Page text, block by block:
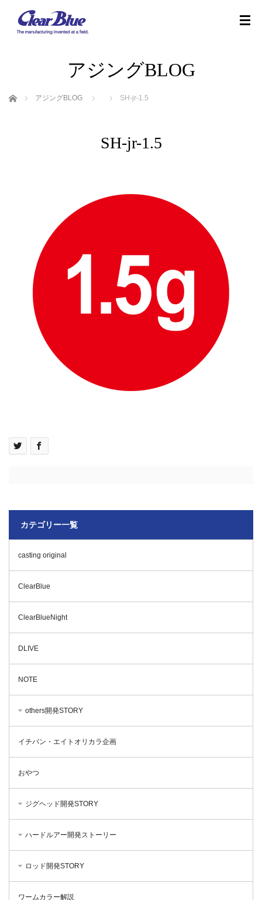
アジングBLOG
ホーム アジングBLOG SH-jr-1.5
SH-jr-1.5
カテゴリー一覧
casting original
ClearBlue
ClearBlueNight
DLIVE
NOTE
others開発STORY
イチバン・エイトオリカラ企画
おやつ
ジグヘッド開発STORY
ハードルアー開発ストーリー
ロッド開発STORY
ワームカラー解説